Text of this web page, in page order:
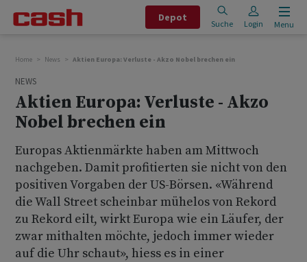
Depot
Suche Login Menu
Home News Aktien Europa: Verluste - Akzo Nobel brechen ein
NEWS
Aktien Europa: Verluste - Akzo
Nobel brechen ein
Europas Aktienmärkte haben am Mittwoch
nachgeben. Damit profitierten sie nicht von den
positiven Vorgaben der US-Börsen. «Während
die Wall Street scheinbar mühelos von Rekord
zu Rekord eilt, wirkt Europa wie ein Läufer, der
zwar mithalten möchte, jedoch immer wieder
auf die Uhr schaut», hiess es in einer